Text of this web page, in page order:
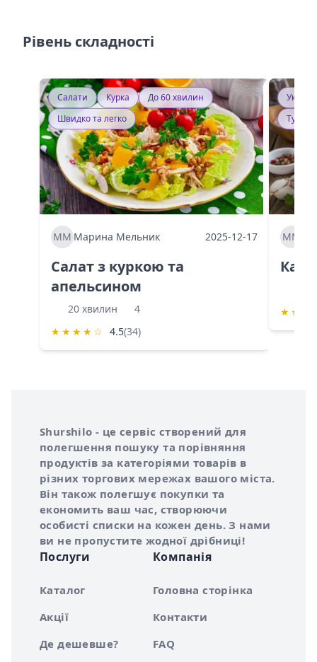
Рівень складності
Салати Курка
До 60 хвилин
Швидко та легко
ММ Марина Мельник 2025-12-17
Салат з куркою та
апельсином
20 хвилин
4
★ ★ ★ ★ ☆ 4.5(34)
ММ
★ ★
Про сервіс Shurshilo
Shurshilo - це сервіс створений для
полегшення пошуку та порівняння
продуктів за категоріями товарів в
різних торгових мережах вашого міста.
Він також полегшує покупки та
економить ваш час, створюючи
особисті списки на кожен день. З нами
ви не пропустите жодної дрібниці!
Послуги
Каталог
Акції
Де дешевше?
Компанія
Головна сторінка
Контакти
FAQ